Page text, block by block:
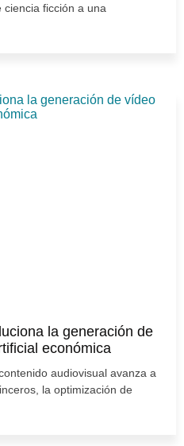
ficción a una
la generación de
económica
audiovisual avanza a
la optimización de